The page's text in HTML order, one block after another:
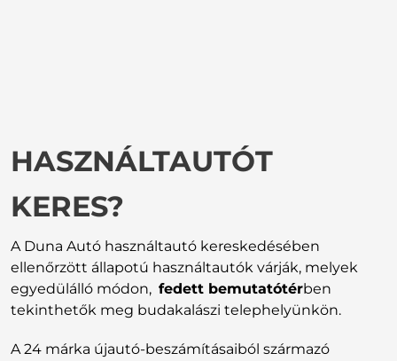
HASZNÁLTAUTÓT
KERES?
A Duna Autó használtautó kereskedésében
ellenőrzött állapotú használtautók várják, melyek
egyedülálló módon, fedett bemutatótérben
tekinthetők meg budakalászi telephelyünkön.
A 24 márka újautó-beszámításaiból származó